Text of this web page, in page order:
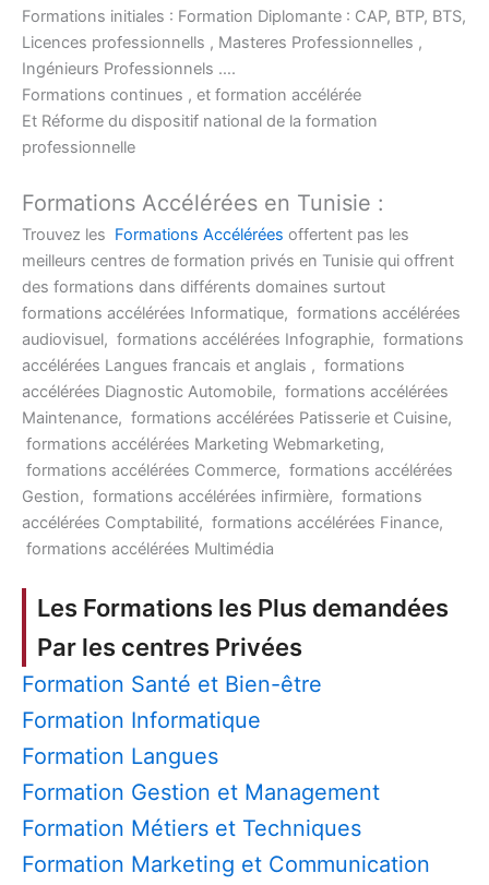
Formations initiales : Formation Diplomante : CAP, BTP, BTS,
Licences professionnells , Masteres Professionnelles ,
Ingénieurs Professionnels ….
Formations continues , et formation accélérée
Et Réforme du dispositif national de la formation
professionnelle
Formations Accélérées en Tunisie :
Trouvez les Formations Accélérées offertent pas les
meilleurs centres de formation privés en Tunisie qui offrent
des formations dans différents domaines surtout
formations accélérées Informatique, formations accélérées
audiovisuel, formations accélérées Infographie, formations
accélérées Langues francais et anglais , formations
accélérées Diagnostic Automobile, formations accélérées
Maintenance, formations accélérées Patisserie et Cuisine,
formations accélérées Marketing Webmarketing,
formations accélérées Commerce, formations accélérées
Gestion, formations accélérées infirmière, formations
accélérées Comptabilité, formations accélérées Finance,
formations accélérées Multimédia
Les Formations les Plus demandées
Par les centres Privées
Formation Santé et Bien-être
Formation Informatique
Formation Langues
Formation Gestion et Management
Formation Métiers et Techniques
Formation Marketing et Communication